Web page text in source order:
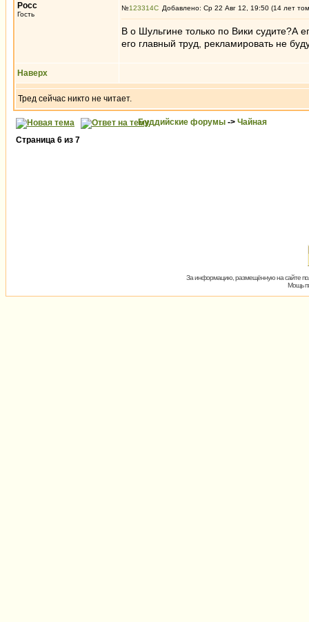
Росс
Гость
№123314 Добавлено: Ср 22 Авг 12, 19:50 (14 лет
В о Шульгине только по Вики судите?А
его главный труд, рекламировать не
Наверх
Тред сейчас никто не читает.
Буддийские форумы -> Чайная
Страница 6 из 7
За информацию, размещённую на сайте
Мощь